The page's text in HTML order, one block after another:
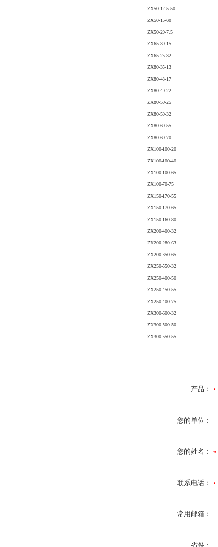
ZX50-12.5-50
ZX50-15-60
ZX50-20-7.5
ZX65-30-15
ZX65-25-32
ZX80-35-13
ZX80-43-17
ZX80-40-22
ZX80-50-25
ZX80-50-32
ZX80-60-55
ZX80-60-70
ZX100-100-20
ZX100-100-40
ZX100-100-65
ZX100-70-75
ZX150-170-55
ZX150-170-65
ZX150-160-80
ZX200-400-32
ZX200-280-63
ZX200-350-65
ZX250-550-32
ZX250-400-50
ZX250-450-55
ZX250-400-75
ZX300-600-32
ZX300-500-50
ZX300-550-55
产品：
您的单位：
您的姓名：
联系电话：
常用邮箱：
省份：